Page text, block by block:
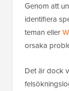
Genom att
identifiera
teman eller
orsaka
Det är dock